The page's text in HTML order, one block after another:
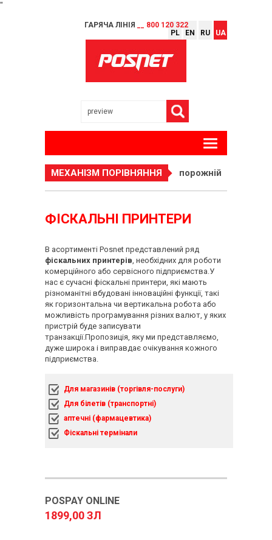
"
ГАРЯЧА ЛІНІЯ __ 800 120 322
PL
EN RU UA
МЕХАНІЗМ ПОРІВНЯННЯ порожній
ФІСКАЛЬНІ ПРИНТЕРИ
В асортименті Posnet представлений ряд
фіскальних принтерів , необхідних для роботи
комерційного або сервісного підприємства.У
нас є сучасні фіскальні принтери, які мають
різноманітні вбудовані інноваційні функції, такі
як горизонтальна чи вертикальна робота або
можливість програмування різних валют, у яких
пристрій буде записувати
транзакції.Пропозиція, яку ми представляємо,
дуже широка і виправдає очікування кожного
підприємства.
Для магазинів (торгівля-послуги)
Для білетів (транспортні)
аптечні (фармацевтика)
Фіскальні термінали
POSPAY ONLINE
1899,00 ЗЛ